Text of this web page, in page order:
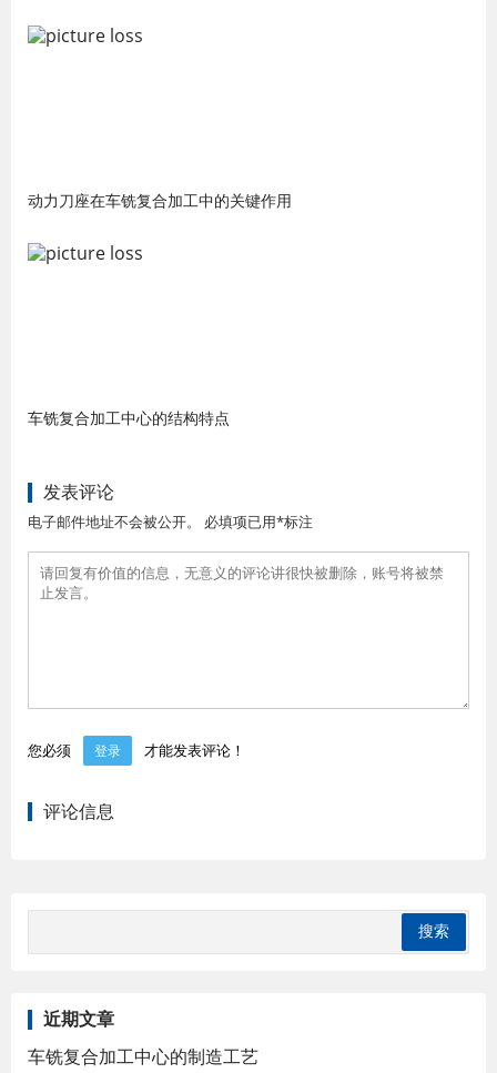
动力刀座在车铣复合加工中的关键作用
车铣复合加工中心的结构特点
发表评论
电子邮件地址不会被公开。 必填项已用*标注
您必须 登录 才能发表评论！
评论信息
近期文章
车铣复合加工中心的制造工艺